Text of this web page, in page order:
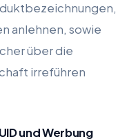
anlehnen, sowie
über die
irreführen
und Werbung